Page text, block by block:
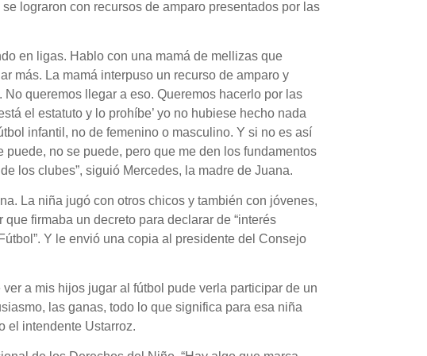
lograron con recursos de amparo presentados por las
en ligas. Hablo con una mamá de mellizas que
más. La mamá interpuso un recurso de amparo y
queremos llegar a eso. Queremos hacerlo por las
el estatuto y lo prohíbe’ yo no hubiese hecho nada
infantil, no de femenino o masculino. Y si no es así
no se puede, pero que me den los fundamentos
los clubes”, siguió Mercedes, la madre de Juana.
La niña jugó con otros chicos y también con jóvenes,
firmaba un decreto para declarar de “interés
Y le envió una copia al presidente del Consejo
a mis hijos jugar al fútbol pude verla participar de un
las ganas, todo lo que significa para esa niña
el intendente Ustarroz.